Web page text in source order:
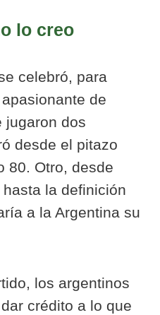
lo creo
celebró, para
de
jugaron dos
desde el pitazo
80. Otro, desde
la definición
a la Argentina su
los argentinos
crédito a lo que